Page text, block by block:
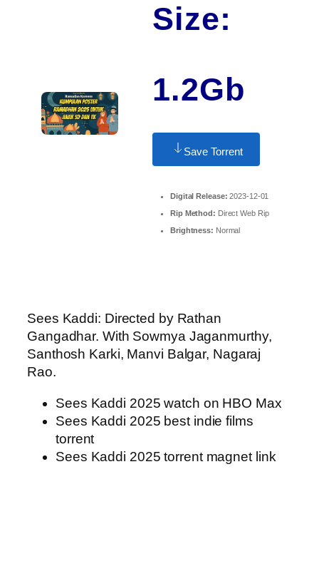
Size:
1.2Gb
Save Torrent
Digital Release: 2023-12-01
Rip Method: Direct Web Rip
Brightness: Normal
Sees Kaddi: Directed by Rathan
Gangadhar. With Sowmya Jaganmurthy,
Santhosh Karki, Manvi Balgar, Nagaraj
Rao.
Sees Kaddi 2025 watch on HBO Max
Sees Kaddi 2025 best indie films
torrent
Sees Kaddi 2025 torrent magnet link